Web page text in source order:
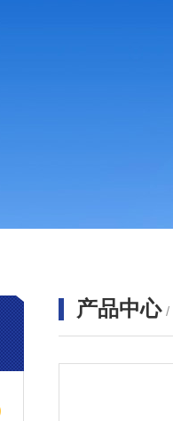
产品中心 /